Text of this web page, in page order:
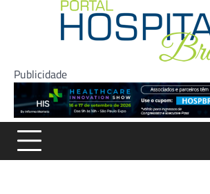
Publicidade